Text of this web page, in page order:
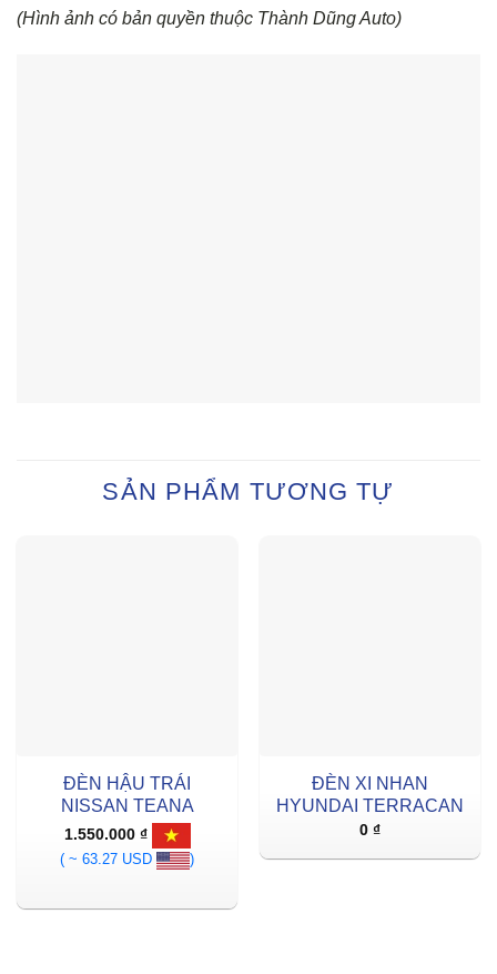
(Hình ảnh có bản quyền thuộc Thành Dũng Auto)
SẢN PHẨM TƯƠNG TỰ
ĐÈN HẬU TRÁI
NISSAN TEANA
1.550.000 ₫
( ~ 63.27 USD
)
ĐÈN XI NHAN
HYUNDAI TERRACAN
0 ₫